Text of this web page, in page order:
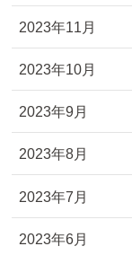
2023年11月
2023年10月
2023年9月
2023年8月
2023年7月
2023年6月